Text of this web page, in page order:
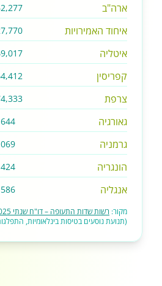
ארה"ב
איחוד האמירויות
איטליה
קפריסין
צרפת
גאורגיה
גרמניה
הונגריה
אנגליה
מקור: רשות שדות התעופה – דו"ח שנתי 2025, נמל התעופה בן-גוריון
(תנועת נוסעים בטיסות בינלאומיות,